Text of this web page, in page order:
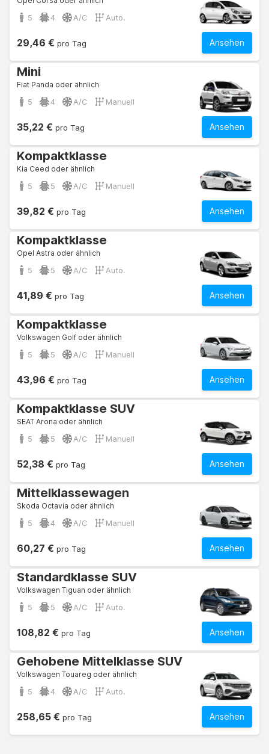
5 4 A/C Auto.
Ansehen
29,46 € pro Tag
Mini
Fiat Panda oder ähnlich
5 4 A/C Manuell
Ansehen
35,22 € pro Tag
Kompaktklasse
Kia Ceed oder ähnlich
5 5 A/C Manuell
Ansehen
39,82 € pro Tag
Kompaktklasse
Opel Astra oder ähnlich
5 5 A/C Auto.
Ansehen
41,89 € pro Tag
Kompaktklasse
Volkswagen Golf oder ähnlich
5 5 A/C Manuell
Ansehen
43,96 € pro Tag
Kompaktklasse SUV
SEAT Arona oder ähnlich
5 5 A/C Manuell
Ansehen
52,38 € pro Tag
Mittelklassewagen
Skoda Octavia oder ähnlich
5 4 A/C Manuell
Ansehen
60,27 € pro Tag
Standardklasse SUV
Volkswagen Tiguan oder ähnlich
5 5 A/C Auto.
Ansehen
108,82 € pro Tag
Gehobene Mittelklasse SUV
Volkswagen Touareg oder ähnlich
5 4 A/C Auto.
Ansehen
258,65 € pro Tag